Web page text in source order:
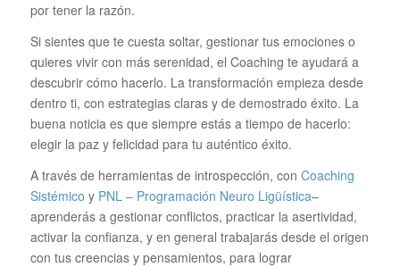
por tener la razón.
Si sientes que te cuesta soltar, gestionar tus emociones o
quieres vivir con más serenidad, el Coaching te ayudará a
descubrir cómo hacerlo. La transformación empieza desde
dentro ti, con estrategias claras y de demostrado éxito. La
buena noticia es que siempre estás a tiempo de hacerlo:
elegir la paz y felicidad para tu auténtico éxito.
A través de herramientas de introspección, con Coaching
Sistémico y PNL – Programación Neuro Ligüística–
aprenderás a gestionar conflictos, practicar la asertividad,
activar la confianza, y en general trabajarás desde el origen
con tus creencias y pensamientos, para lograr